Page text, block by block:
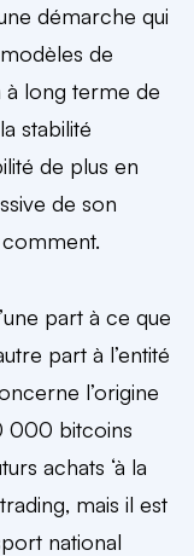
démarche qui
de
à long terme de
stabilité
de plus en
de son
part à ce que
part à l’entité
l’origine
000 bitcoins
achats ‘à la
mais il est
national